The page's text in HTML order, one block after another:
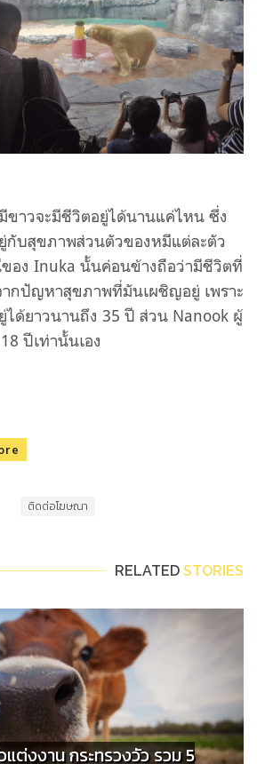
ขาวจะมีชีวิตอยู่ได้นานแค่ไหน ซึ่ง
กับสุขภาพส่วนตัวของหมีแต่ละตัว
อง Inuka นั้นค่อนข้างถือว่ามีชีวิตที่
กปัญหาสุขภาพที่มันเผชิญอยู่ เพราะ
ได้ยาวนานถึง 35 ปี ส่วน Nanook ผู้
ปีเท่านั้นเอง
ติดต่อโฆษณา
RELATED STORIES
แต่งงาน กระทรวงวัว รวม 5